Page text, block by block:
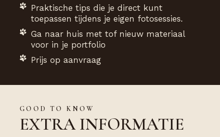
Praktische tips die je direct kunt
toepassen tijdens je eigen fotosessies.
Ga naar huis met tof nieuw materiaal
voor in je portfolio
Prijs op aanvraag
GOOD TO KNOW
EXTRA INFORMATIE